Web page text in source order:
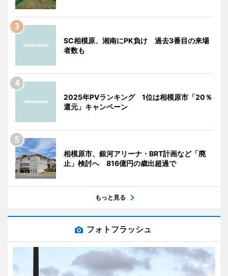
SC相模原、湘南にPK負け 過去3番目の来場
者数も
2025年PVランキング 1位は相模原市「20％
還元」キャンペーン
相模原市、銀河アリーナ・BRT計画など「廃
止」検討へ 816億円の歳出超過で
もっと見る
フォトフラッシュ